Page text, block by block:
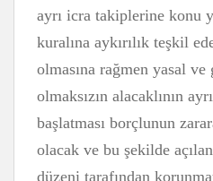
ayrı icra takiplerine konu
kuralına aykırılık teşkil
olmasına rağmen yasal
olmaksızın alacaklının
başlatması borçlunun
olacak ve bu şekilde
düzeni tarafından